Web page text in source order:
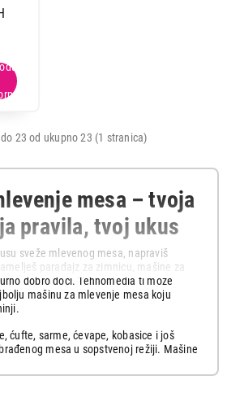
23 od ukupno 23 (1 stranica)
mesa – tvoja
pravila, tvoj ukus
sveže mlevenog mesa, napraviš
paradajz za zimnicu, mašine za
dobro doći. Tehnomedia ti može
mašinu za mlevenje mesa koju
ćufte, sarme, ćevape, kobasice i još
mesa u sopstvenoj režiji. Mašine
širokog asortimana su nezamenljivi
Tihe, brze i jednostavne za upotrebu
nad kvalitetom tvojih jela.